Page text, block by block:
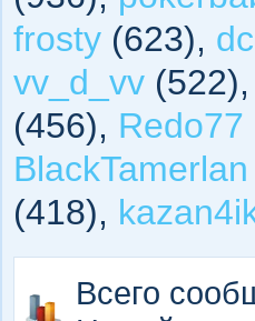
frosty (623),
vv_d_vv (522),
(456), Redo77
BlackTamerlan
(418),
Всего